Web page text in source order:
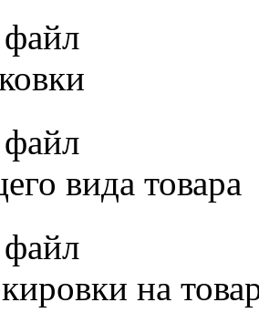
файл
файл
вида товара
файл
на